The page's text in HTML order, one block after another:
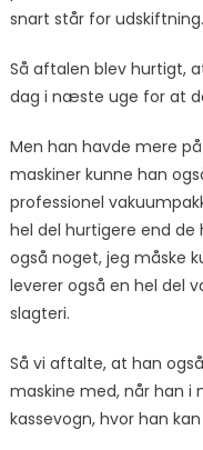
snart står for udskiftning.
Så aftalen blev hurtigt,
dag i næste uge for at
Men han havde mere
maskiner kunne han
professionel
hel del hurtigere end
også noget, jeg måske
leverer også en hel del
slagteri.
Så vi aftalte, at han
maskine med, når han
kassevogn, hvor han